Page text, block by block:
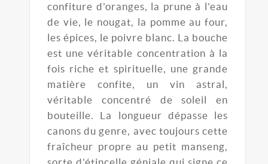
confiture d'oranges, la prune à l'eau
de vie, le nougat, la pomme au four,
les épices, le poivre blanc. La bouche
est une véritable concentration à la
fois riche et spirituelle, une grande
matière confite, un vin astral,
véritable concentré de soleil en
bouteille. La longueur dépasse les
canons du genre, avec toujours cette
fraîcheur propre au petit manseng,